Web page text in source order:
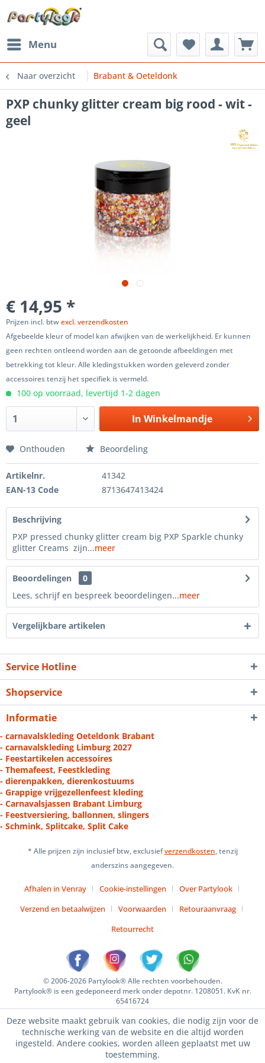
Menu
Naar overzicht Brabant & Oeteldonk
PXP chunky glitter cream big rood - wit -
geel
€ 14,95 *
Prijzen incl. btwexcl. verzendkosten
Afgebeelde kleur of model kan afwijken van de werkelijkheid. Er kunnen
geen rechten ontleend worden aan de getoonde afbeeldingen met
betrekking tot kleur. Alle kledingstukken worden geleverd zonder
accessoires tenzij het specifiek is vermeld.
100 op voorraad, levertijd 1-2 dagen
In Winkelmandje
Onthouden Beoordeling
Artikelnr.
41342
EAN-13 Code
8713647413424
Beschrijving
PXP pressed chunky glitter cream big PXP Sparkle chunky
glitter Creams zijn...meer
Beoordelingen
0
Lees, schrijf en bespreek beoordelingen...meer
Vergelijkbare artikelen
Service Hotline
Shopservice
Informatie
- carnavalskleding Oeteldonk Brabant
- carnavalskleding Limburg 2027
- Feestartikelen accessoires
- Themafeest, Feestkleding
- dierenpakken, dierenkostuums
- Grappige vrijgezellenfeest kleding
- Carnavalsjassen Brabant Limburg
- Feestversiering, ballonnen, slingers
- Schmink, Splitcake, Split Cake
* Alle prijzen zijn inclusief btw, exclusiefverzendkosten, tenzij
anderszins aangegeven.
Afhalen in Venray Cookie-instellingen
Over Partylook
Verzend en betaalwijzen
Voorwaarden
Retouraanvraag
Retourrecht
© 2006-2026 Partylook® Alle rechten voorbehouden.
Partylook® is een gedeponeerd merk onder depotnr. 1208051. KvK nr.
65416724
Deze website maakt gebruik van cookies, die nodig zijn voor de
technische werking van de website en die altijd worden
ingesteld. Andere cookies, worden alleen geplaatst met uw
toestemming.